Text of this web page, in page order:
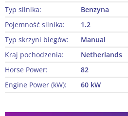
Typ silnika:
Benzyna
Pojemność silnika:
1.2
Typ skrzyni biegów:
Manual
Kraj pochodzenia:
Netherlands
Horse Power:
82
Engine Power (kW):
60 kW